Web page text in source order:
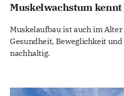
Muskelwachstum
Muskelaufbau ist auch im
Gesundheit, Beweglichkeit
nachhaltig.